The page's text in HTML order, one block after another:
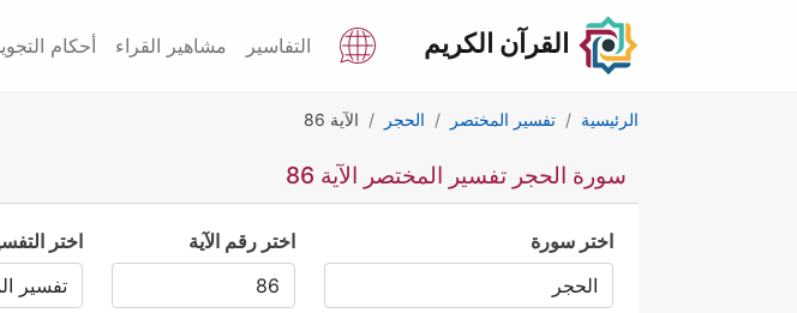
القرآن الكريم التفاسير مشاهير القراء أحكام
الرئيسية تفسير المختصر الحجر الآية 86
سورة الحجر تفسير المختصر الآية 86
اختر سورة اختر رقم الآية اختر